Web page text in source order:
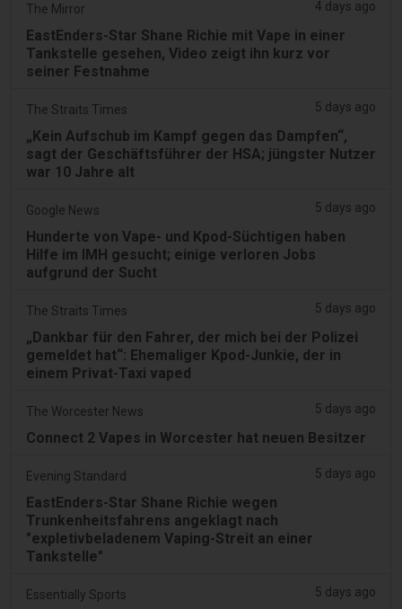
The Mirror 4 days ago
EastEnders-Star Shane Richie mit Vape in einer
Tankstelle gesehen, Video zeigt ihn kurz vor
seiner Festnahme
The Straits Times 5 days ago
„Kein Aufschub im Kampf gegen das Dampfen“,
sagt der Geschäftsführer der HSA; jüngster Nutzer
war 10 Jahre alt
Google News 5 days ago
Hunderte von Vape- und Kpod-Süchtigen haben
Hilfe im IMH gesucht; einige verloren Jobs
aufgrund der Sucht
The Straits Times 5 days ago
„Dankbar für den Fahrer, der mich bei der Polizei
gemeldet hat“: Ehemaliger Kpod-Junkie, der in
einem Privat-Taxi vaped
The Worcester News 5 days ago
Connect 2 Vapes in Worcester hat neuen Besitzer
Evening Standard 5 days ago
EastEnders-Star Shane Richie wegen
Trunkenheitsfahrens angeklagt nach
"expletivbeladenem Vaping-Streit an einer
Tankstelle"
Essentially Sports 5 days ago